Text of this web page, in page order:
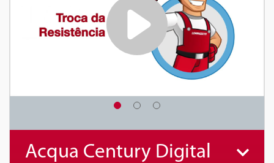
Acqua Century Digital